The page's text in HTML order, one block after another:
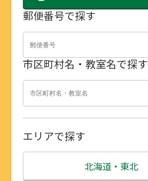
郵便番号で探す
市区町村名・教室名で探す
エリアで探す
北海道・東北